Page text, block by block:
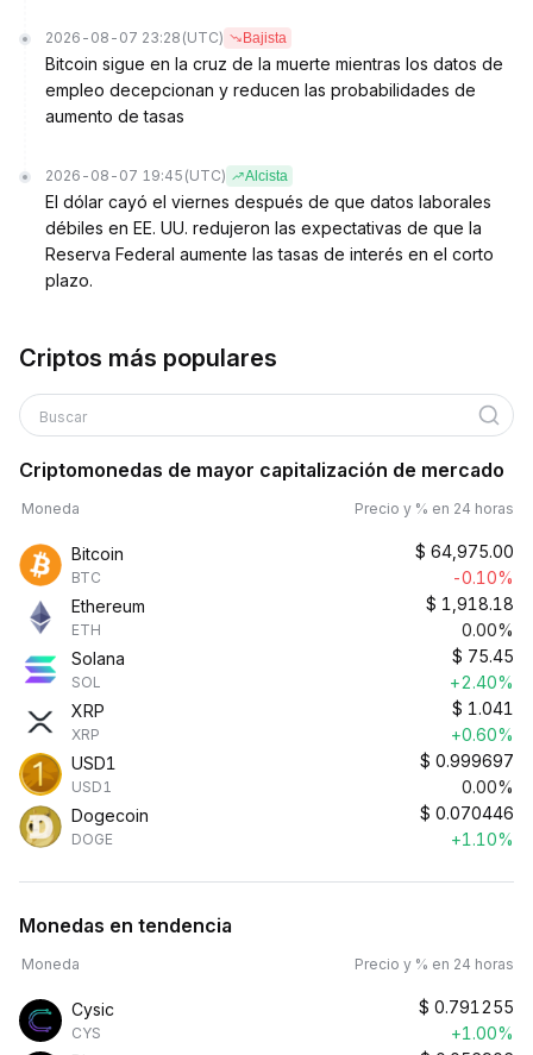
2026-08-07 23:28 (UTC) Bajista
Bitcoin sigue en la cruz de la muerte mientras los datos de
empleo decepcionan y reducen las probabilidades de
aumento de tasas
2026-08-07 19:45 (UTC) Alcista
El dólar cayó el viernes después de que datos laborales
débiles en EE. UU. redujeron las expectativas de que la
Reserva Federal aumente las tasas de interés en el corto
plazo.
Criptos más populares
Buscar
Criptomonedas de mayor capitalización de mercado
Moneda Precio y % en 24 horas
Bitcoin
BTC
$ 64,975.00
-0.10%
Ethereum
ETH
$ 1,918.18
0.00%
Solana
SOL
$ 75.45
+2.40%
XRP
XRP
$ 1.041
+0.60%
USD1
USD1
$ 0.999697
0.00%
Dogecoin
DOGE
$ 0.070446
+1.10%
Monedas en tendencia
Moneda Precio y % en 24 horas
Cysic
CYS
$ 0.791255
+1.00%